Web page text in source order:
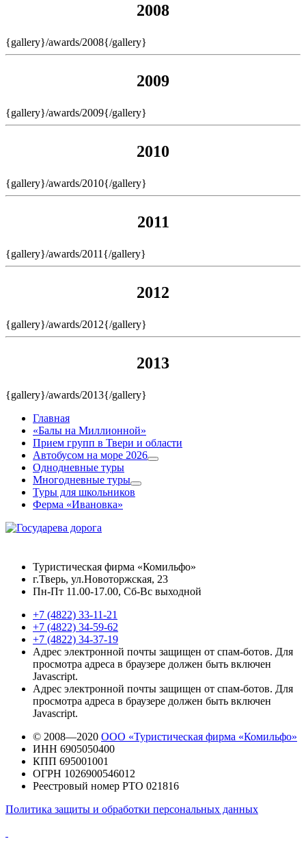
2008
{gallery}/awards/2008{/gallery}
2009
{gallery}/awards/2009{/gallery}
2010
{gallery}/awards/2010{/gallery}
2011
{gallery}/awards/2011{/gallery}
2012
{gallery}/awards/2012{/gallery}
2013
{gallery}/awards/2013{/gallery}
Главная
«Балы на Миллионной»
Прием групп в Твери и области
Автобусом на море 2026
Однодневные туры
Многодневные туры
Туры для школьников
Ферма «Ивановка»
Туристическая фирма «Комильфо»
г.Тверь, ул.Новоторжская, 23
Пн-Пт 11.00-17.00, Сб-Вс выходной
+7 (4822) 33-11-21
+7 (4822) 34-59-62
+7 (4822) 34-37-19
Адрес электронной почты защищен от спам-ботов. Для
просмотра адреса в браузере должен быть включен
Javascript.
Адрес электронной почты защищен от спам-ботов. Для
просмотра адреса в браузере должен быть включен
Javascript.
© 2008—2020 ООО «Туристическая фирма «Комильфо»
ИНН 6905050400
КПП 695001001
ОГРН 1026900546012
Реестровый номер РТО 021816
Политика защиты и обработки персональных данных